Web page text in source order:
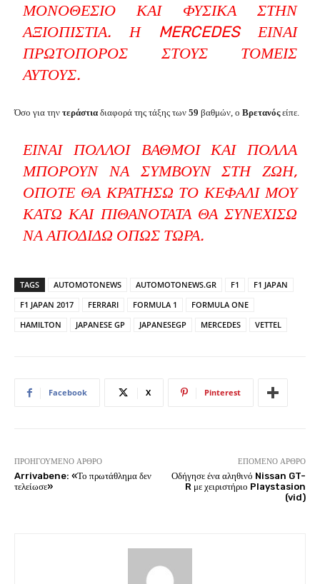
ΜΟΝΟΘΈΣΙΟ ΚΑΙ ΦΥΣΙΚΆ ΣΤΗΝ
ΑΞΙΟΠΙΣΤΊΑ. Η MERCEDES ΕΊΝΑΙ
ΠΡΩΤΟΠΌΡΟΣ ΣΤΟΥΣ ΤΟΜΕΊΣ
ΑΥΤΟΎΣ.
Όσο για την τεράστια διαφορά της τάξης των 59 βαθμών, ο Βρετανόςείπε.
ΕΊΝΑΙ ΠΟΛΛΟΊ ΒΑΘΜΟΊ ΚΑΙ ΠΟΛΛΆ
ΜΠΟΡΟΎΝ ΝΑ ΣΥΜΒΟΎΝ ΣΤΗ ΖΩΉ,
ΟΠΌΤΕ ΘΑ ΚΡΑΤΉΣΩ ΤΟ ΚΕΦΆΛΙ ΜΟΥ
ΚΆΤΩ ΚΑΙ ΠΙΘΑΝΌΤΑΤΑ ΘΑ ΣΥΝΕΧΊΣΩ
ΝΑ ΑΠΟΔΊΔΩ ΌΠΩΣ ΤΏΡΑ.
TAGS AUTOMOTONEWS AUTOMOTONEWS.GR F1
F1 JAPAN
F1 JAPAN 2017
FERRARI FORMULA 1
FORMULA ONE
HAMILTON
JAPANESE GP JAPANESEGP MERCEDES VETTEL
Facebook X Pinterest
ΠΡΟΗΓΟΎΜΕΝΟ ΆΡΘΡΟ
Arrivabene: «Το πρωτάθλημα δεν
τελείωσε»
ΕΠΌΜΕΝΟ ΆΡΘΡΟ
Οδήγησε ένα αληθινό Nissan GT-
R με χειριστήριο Playstasion
(vid)